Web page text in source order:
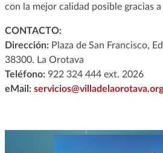
con la mejor calidad posible gracias
CONTACTO:
Dirección: Plaza de San Francisco,
38300. La Orotava
Teléfono:922 324 444 ext. 2026
eMail: servicios@villadelaorotava.org